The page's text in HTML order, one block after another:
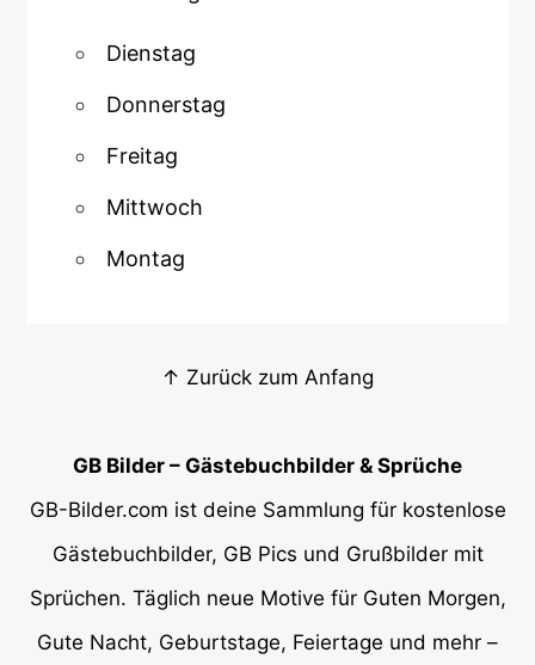
Dienstag
Donnerstag
Freitag
Mittwoch
Montag
↑ Zurück zum Anfang
GB Bilder – Gästebuchbilder & Sprüche
GB-Bilder.com ist deine Sammlung für kostenlose
Gästebuchbilder, GB Pics und Grußbilder mit
Sprüchen. Täglich neue Motive für Guten Morgen,
Gute Nacht, Geburtstage, Feiertage und mehr –